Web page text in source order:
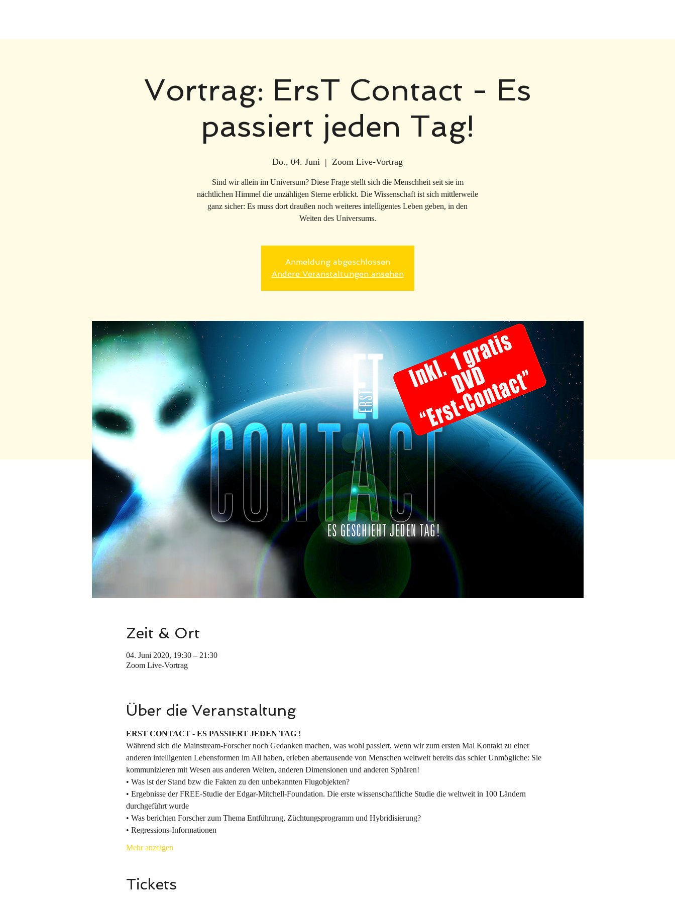
Vortrag: ErsT Contact - Es
passiert jeden Tag!
Do., 04. Juni
  |
Zoom Live-Vortrag
Sind wir allein im Universum? Diese Frage stellt sich die Menschheit seit sie im
nächtlichen Himmel die unzähligen Sterne erblickt. Die Wissenschaft ist sich mittlerweile
ganz sicher: Es muss dort draußen noch weiteres intelligentes Leben geben, in den
Weiten des Universums.
Anmeldung abgeschlossen
Andere Veranstaltungen ansehen
Zeit & Ort
04. Juni 2020, 19:30 – 21:30
Zoom Live-Vortrag
Über die Veranstaltung
ERST CONTACT - ES PASSIERT JEDEN TAG !
Während sich die Mainstream-Forscher noch Gedanken machen, was wohl passiert, wenn wir zum ersten Mal Kontakt zu einer
anderen intelligenten Lebensformen im All haben, erleben abertausende von Menschen weltweit bereits das schier Unmögliche: Sie
kommunizieren mit Wesen aus anderen Welten, anderen Dimensionen und anderen Sphären!
• Was ist der Stand bzw die Fakten zu den unbekannten Flugobjekten?
• Ergebnisse der FREE-Studie der Edgar-Mitchell-Foundation. Die erste wissenschaftliche Studie die weltweit in 100 Ländern
durchgeführt wurde
• Was berichten Forscher zum Thema Entführung, Züchtungsprogramm und Hybridisierung?
• Regressions-Informationen
Mehr anzeigen
Tickets